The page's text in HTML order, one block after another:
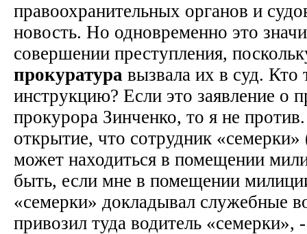
правоохранительных органов и
новость. Но одновременно это
совершении преступления,
прокуратура вызвала их в суд. Кто
инструкцию? Если это заявление о
прокурора Зинченко, то я не
открытие, что сотрудник
может находиться в помещении
быть, если мне в помещении
«семерки» докладывал служебные
привозил туда водитель «семерки»,